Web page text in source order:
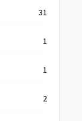
31
1
1
2